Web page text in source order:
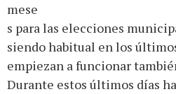
mese
s para las elecciones
siendo habitual en los
empiezan a funcionar
Durante estos últimos días